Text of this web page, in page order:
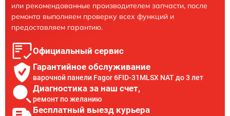
или рекомендованные производителем запчасти, после
ремонта выполняем проверку всех функций и
предоставляем гарантию.
Официальный сервис
Гарантийное обслуживание
варочной панели Fagor 6FID-31MLSX NAT до 3 лет
Диагностика за наш счет,
ремонт по желанию
Бесплатный выезд курьера